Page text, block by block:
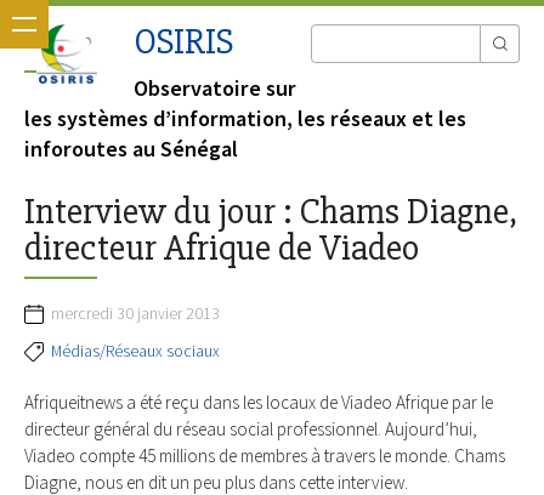
OSIRIS
Observatoire sur
les systèmes d’information, les réseaux et les
inforoutes au Sénégal
Interview du jour : Chams Diagne,
directeur Afrique de Viadeo
mercredi 30 janvier 2013
Médias/Réseaux sociaux
Afriqueitnews a été reçu dans les locaux de Viadeo Afrique par le
directeur général du réseau social professionnel. Aujourd’hui,
Viadeo compte 45 millions de membres à travers le monde. Chams
Diagne, nous en dit un peu plus dans cette interview.